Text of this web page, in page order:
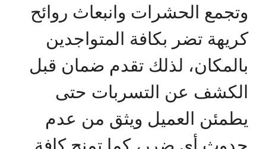
وتجمع الحشرات وانبعاث روائح
كريهة تضر بكافة المتواجدين
بالمكان، لذلك تقدم ضمان قبل
الكشف عن التسربات حتى
يطمئن العميل ويثق من عدم